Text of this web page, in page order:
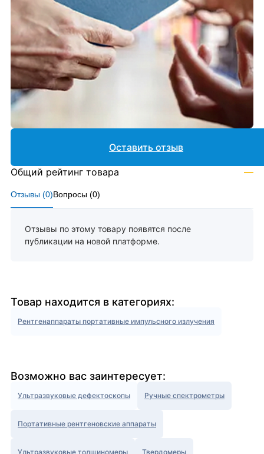
Отзывы (0)Вопросы (0)
Отзывы по этому товару появятся после
публикации на новой платформе.
Оставить отзыв
Общий рейтинг товара —
Товар находится в категориях:
Рентгенаппараты портативные импульсного излучения
Возможно вас заинтересует:
Ультразвуковые дефектоскопы Ручные спектрометры
Портативные рентгеновские аппараты
Ультразвуковые толщиномеры Твердомеры